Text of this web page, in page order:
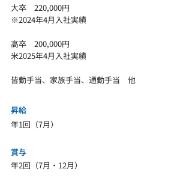
大卒 220,000円
※2024年4月入社実績
高卒 200,000円
​米2025年4月入社実績
​皆勤手当、家族手当、通勤手当 他
年1回（7月）
昇給
年2回（7月・12月）
賞与